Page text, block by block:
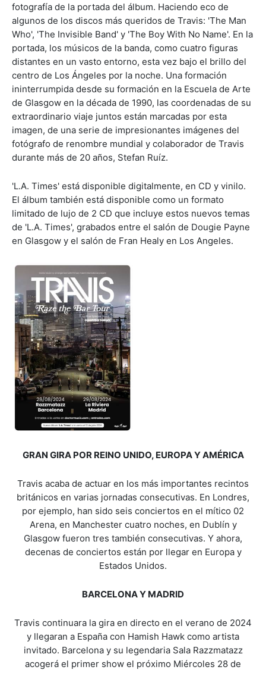
fotografía de la portada del álbum. Haciendo eco de
algunos de los discos más queridos de Travis: 'The Man
Who', 'The Invisible Band' y 'The Boy With No Name'. En la
portada, los músicos de la banda, como cuatro figuras
distantes en un vasto entorno, esta vez bajo el brillo del
centro de Los Ángeles por la noche. Una formación
ininterrumpida desde su formación en la Escuela de Arte
de Glasgow en la década de 1990, las coordenadas de su
extraordinario viaje juntos están marcadas por esta
imagen, de una serie de impresionantes imágenes del
fotógrafo de renombre mundial y colaborador de Travis
durante más de 20 años, Stefan Ruíz.
'L.A. Times' está disponible digitalmente, en CD y vinilo.
El álbum también está disponible como un formato
limitado de lujo de 2 CD que incluye estos nuevos temas
de 'L.A. Times', grabados entre el salón de Dougie Payne
en Glasgow y el salón de Fran Healy en Los Angeles.
GRAN GIRA POR REINO UNIDO, EUROPA Y AMÉRICA
Travis acaba de actuar en los más importantes recintos
británicos en varias jornadas consecutivas. En Londres,
por ejemplo, han sido seis conciertos en el mítico 02
Arena, en Manchester cuatro noches, en Dublín y
Glasgow fueron tres también consecutivas. Y ahora,
decenas de conciertos están por llegar en Europa y
Estados Unidos.
BARCELONA Y MADRID
Travis continuara la gira en directo en el verano de 2024
y llegaran a España con Hamish Hawk como artista
invitado. Barcelona y su legendaria Sala Razzmatazz
acogerá el primer show el próximo Miércoles 28 de